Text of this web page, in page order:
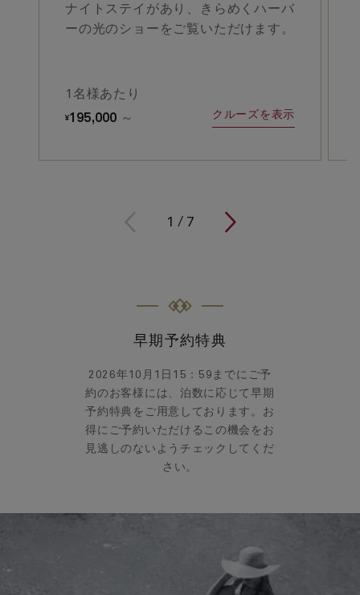
ナイトステイがあり、きらめくハーバ
ーの光のショーをご覧いただけます。
1名様あたり
¥195,000 ～ クルーズを表示
1 / 7
早期予約特典
2026年10月1日15：59までにご予
約のお客様には、泊数に応じて早期
予約特典をご用意しております。お
得にご予約いただけるこの機会をお
見逃しのないようチェックしてくだ
さい。